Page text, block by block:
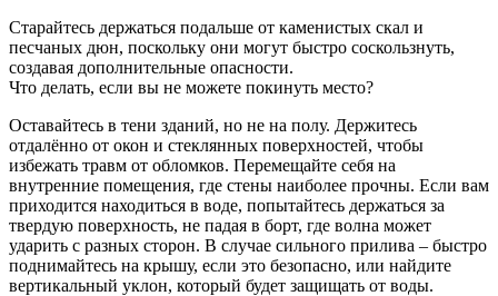
Старайтесь держаться подальше от каменистых скал и
песчаных дюн, поскольку они могут быстро соскользнуть,
создавая дополнительные опасности.
Что делать, если вы не можете покинуть место?
Оставайтесь в тени зданий, но не на полу. Держитесь
отдалённо от окон и стеклянных поверхностей, чтобы
избежать травм от обломков. Перемещайте себя на
внутренние помещения, где стены наиболее прочны. Если вам
приходится находиться в воде, попытайтесь держаться за
твердую поверхность, не падая в борт, где волна может
ударить с разных сторон. В случае сильного прилива – быстро
поднимайтесь на крышу, если это безопасно, или найдите
вертикальный уклон, который будет защищать от воды.